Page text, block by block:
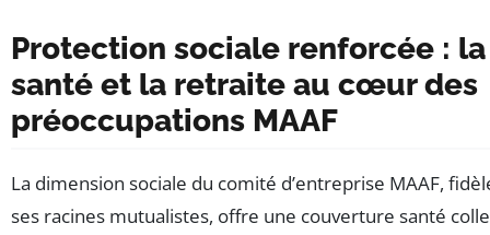
Protection sociale renforcée : la
santé et la retraite au cœur des
préoccupations MAAF
La dimension sociale du comité d’entreprise MAAF,
ses racines mutualistes, offre une couverture santé